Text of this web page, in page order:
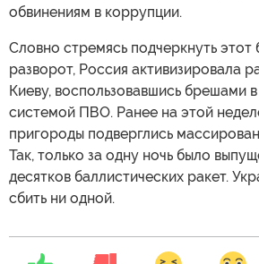
обвинениям в коррупции.
Словно стремясь подчеркнуть этот
разворот, Россия активизировала
Киеву, воспользовавшись брешами
системой ПВО. Ранее на этой
пригороды подверглись
Так, только за одну ночь было
десятков баллистических ракет.
сбить ни одной.